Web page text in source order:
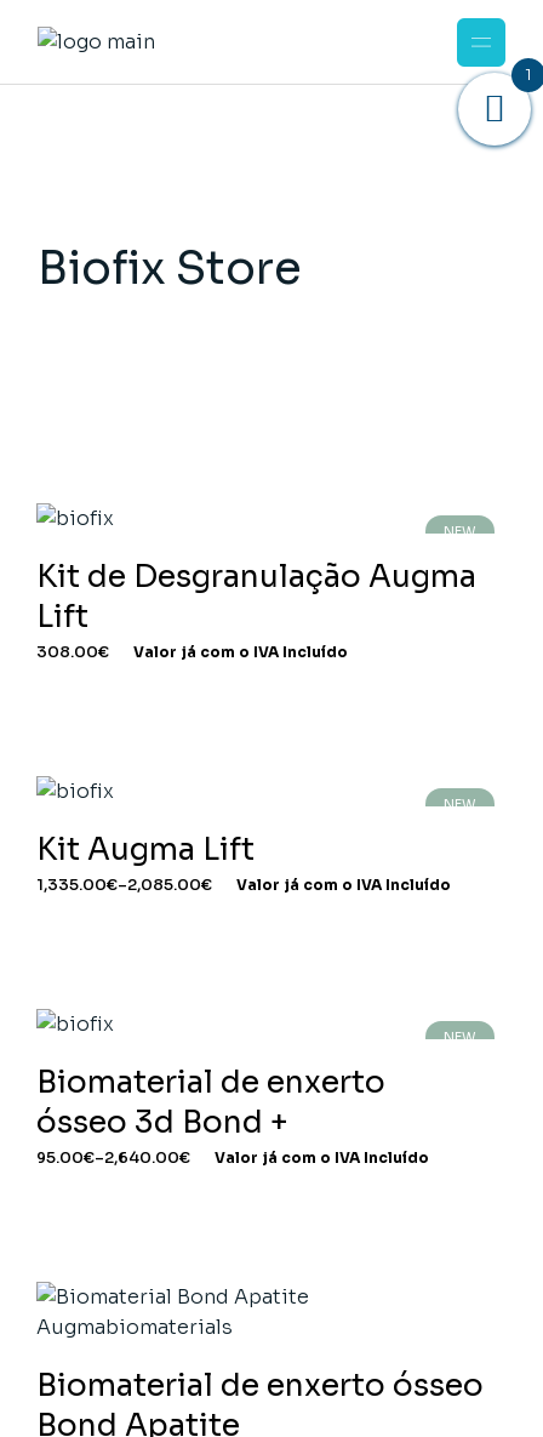
Biofix Store
NEW
Kit de Desgranulação Augma
Lift
308.00€ Valor já com o IVA Incluído
NEW
Kit Augma Lift
1,335.00€–2,085.00€ Valor já com o IVA Incluído
NEW
Biomaterial de enxerto
ósseo 3d Bond +
95.00€–2,640.00€ Valor já com o IVA Incluído
Biomaterial de enxerto ósseo
Bond Apatite
1